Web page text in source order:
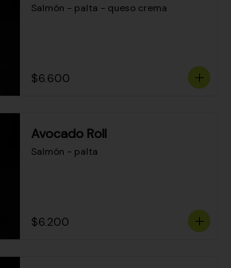
Salmón - palta - queso crema
$6.600
Avocado Roll
Salmón - palta
$6.200